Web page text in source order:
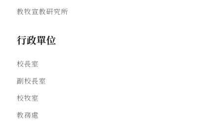
教牧宣教研究所
行政單位
校長室
副校長室
校牧室
教務處